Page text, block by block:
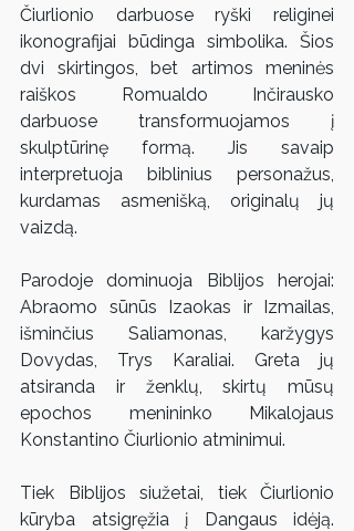
Čiurlionio darbuose ryški religinei
ikonografijai būdinga simbolika. Šios
dvi skirtingos, bet artimos meninės
raiškos Romualdo Inčirausko
darbuose transformuojamos į
skulptūrinę formą. Jis savaip
interpretuoja biblinius personažus,
kurdamas asmenišką, originalų jų
vaizdą.
Parodoje dominuoja Biblijos herojai:
Abraomo sūnūs Izaokas ir Izmailas,
išminčius Saliamonas, karžygys
Dovydas, Trys Karaliai. Greta jų
atsiranda ir ženklų, skirtų mūsų
epochos menininko Mikalojaus
Konstantino Čiurlionio atminimui.
Tiek Biblijos siužetai, tiek Čiurlionio
kūryba atsigręžia į Dangaus idėją.